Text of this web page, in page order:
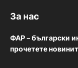
За нас
ФАР – български
прочетете